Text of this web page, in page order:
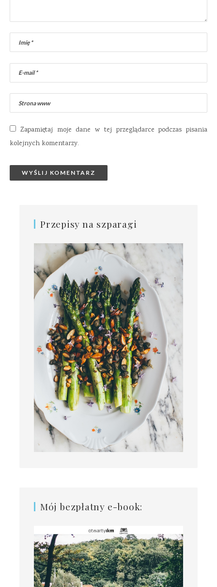
Zapamiętaj moje dane w tej przeglądarce podczas pisania
kolejnych komentarzy.
Przepisy na szparagi
Mój bezpłatny e-book: